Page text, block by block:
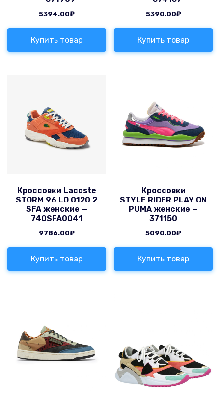
5394.00₽
Купить товар
5390.00₽
Купить товар
Кроссовки Lacoste
STORM 96 LO 0120 2
SFA женские —
740SFA0041
9786.00₽
Купить товар
Кроссовки
STYLE RIDER PLAY ON
PUMA женские —
371150
5090.00₽
Купить товар